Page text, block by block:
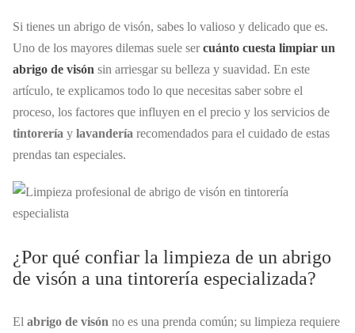
Si tienes un abrigo de visón, sabes lo valioso y delicado que es.
Uno de los mayores dilemas suele sercuánto cuesta limpiar un
abrigo de visón sin arriesgar su belleza y suavidad. En este
artículo, te explicamos todo lo que necesitas saber sobre el
proceso, los factores que influyen en el precio y los servicios de
tintorería y lavandería recomendados para el cuidado de estas
prendas tan especiales.
¿Por qué confiar la limpieza de un abrigo
de visón a una tintorería especializada?
El abrigo de visón no es una prenda común; su limpieza requiere